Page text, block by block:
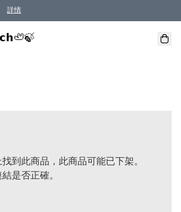
詳情
到此商品，此商品可能已下架。
是否正確。